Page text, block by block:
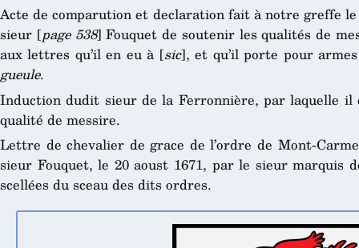
Acte de comparution et declaration fait à notre greffe
sieur [page 538] Fouquet de soutenir les qualités de
aux lettres qu’il en eu à [sic], et qu’il porte pour
gueule.
Induction dudit sieur de la Ferronnière, par laquelle
qualité de messire.
Lettre de chevalier de grace de l’ordre de Mont-
sieur Fouquet, le 20 aoust 1671, par le sieur marquis
scellées du sceau des dits ordres.